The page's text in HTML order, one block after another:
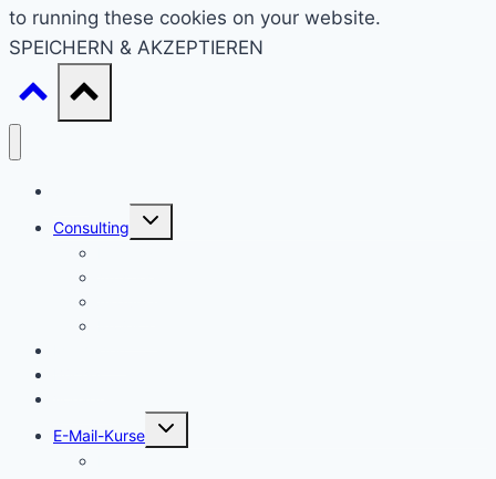
to running these cookies on your website.
SPEICHERN & AKZEPTIEREN
Consulting
Untermenü
E-Mail-Kurse
Untermenü